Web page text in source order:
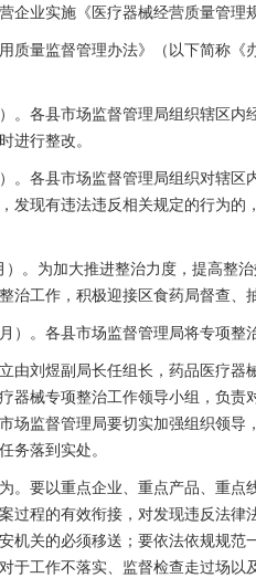
业实施《医疗器械经营质量管理
量监督管理办法》（以下简称《
各县市场监督管理局组织辖区内
进行整改。
各县市场监督管理局组织对辖区
发现有违法违反相关规定的行为
为加大推进整治力度，提高整治
治工作，积极迎接区食药局督查、
。各县市场监督管理局将专项整
刘煜副局长任组长，药品医疗器
器械专项整治工作领导小组，负
场监督管理局要切实加强组织领
务落到实处。
要以重点企业、重点产品、重点
过程的有效衔接，对发现违反法
机关的必须移送；要依法依规规
于工作不落实、监督检查走过场